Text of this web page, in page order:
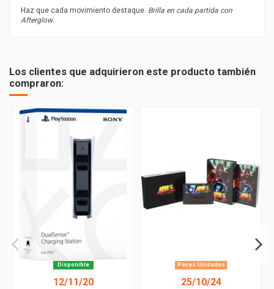
Haz que cada movimiento destaque. Brilla en cada partida con
Afterglow.
Los clientes que adquirieron este producto también
compraron:
Disponible
12/11/20
Pocas Unidades
25/10/24